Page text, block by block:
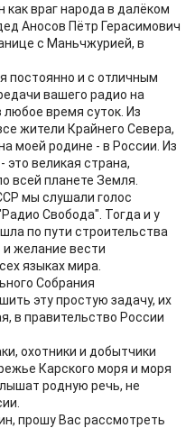
как враг народа в далёком
Аносов Пётр Герасимович
с Маньчжурией, в
постоянно и с отличным
вашего радио на
время суток. Из
жители Крайнего Севера,
моей родине - в России. Из
это великая страна,
всей планете Земля.
мы слушали голос
Свобода". Тогда и у
по пути строительства
желание вести
языках мира.
Собрания
эту простую задачу, их
в правительство России
охотники и добытчики
Карского моря и моря
родную речь, не
прошу Вас рассмотреть